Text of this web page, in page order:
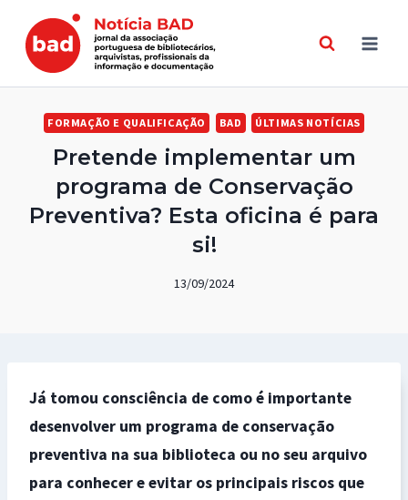
content
FORMAÇÃO E QUALIFICAÇÃO BAD ÚLTIMAS NOTÍCIAS
Pretende implementar um
programa de Conservação
Preventiva? Esta oficina é para
si!
13/09/2024
Já tomou consciência de como é importante
desenvolver um programa de conservação
preventiva na sua biblioteca ou no seu arquivo
para conhecer e evitar os principais riscos que